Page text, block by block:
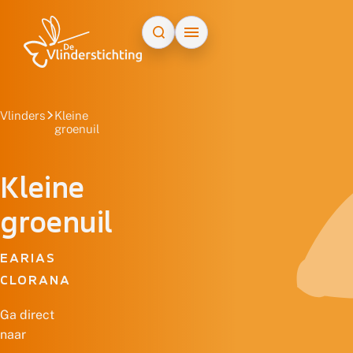
Vlinders
Kleine
groenuil
Kleine
groenuil
EARIAS
CLORANA
Ga direct
naar